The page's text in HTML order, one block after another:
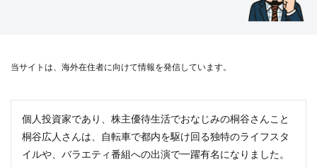
当サイトは、海外在住者に向けて情報を発信しています。
個人投資家であり、株主優待生活でおなじみの桐谷さんこと
桐谷広人さんは、自転車で都内を駆け回る独特のライフスタ
イルや、バラエティ番組への出演で一躍有名になりました。